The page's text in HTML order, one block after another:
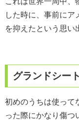
した時に、事前にア
を抑えたという思い
グランドシート
初めのうちは使って
った際にかなり傷つ